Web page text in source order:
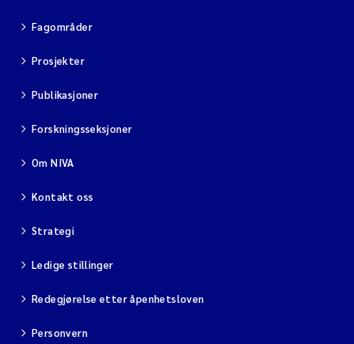
Fagområder
Prosjekter
Publikasjoner
Forskningsseksjoner
Om NIVA
Kontakt oss
Strategi
Ledige stillinger
Redegjørelse etter åpenhetsloven
Personvern